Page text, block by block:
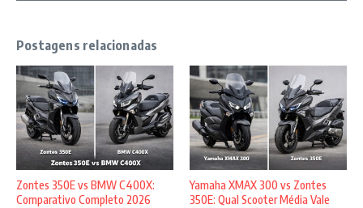
Postagens relacionadas
Zontes 350E vs BMW C400X:
Comparativo Completo 2026
Yamaha XMAX 300 vs Zontes
350E: Qual Scooter Média Vale